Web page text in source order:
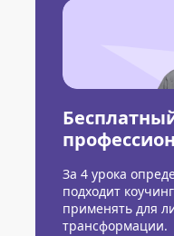
За 4 урока
подходит
применять для
трансформации.